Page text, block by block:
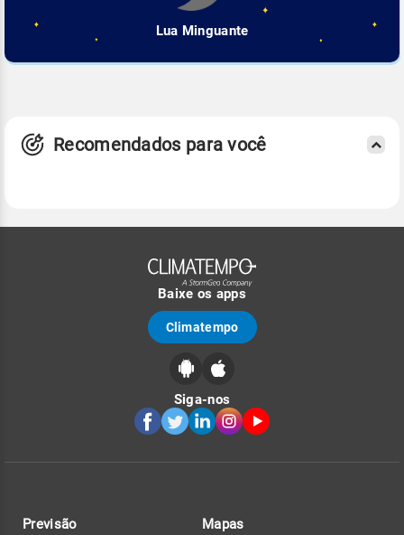
Lua Minguante
Recomendados para você
Baixe os apps
Climatempo
Siga-nos
Previsão Mapas